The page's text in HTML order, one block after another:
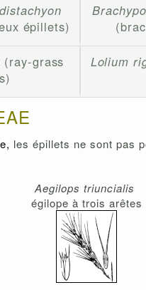
épillets)
(ray-grass
Lolium
les épillets ne sont pas
Aegilops triuncialis
égilope à trois arêtes